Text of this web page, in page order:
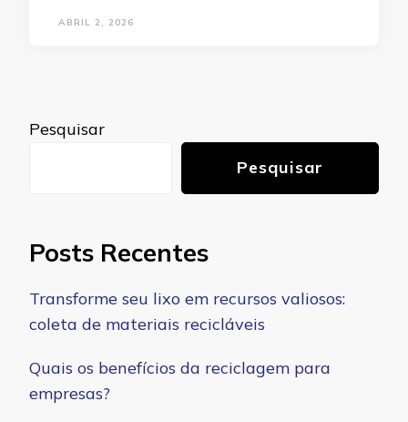
ABRIL 2, 2026
Pesquisar
Pesquisar
Posts Recentes
Transforme seu lixo em recursos valiosos:
coleta de materiais recicláveis
Quais os benefícios da reciclagem para
empresas?